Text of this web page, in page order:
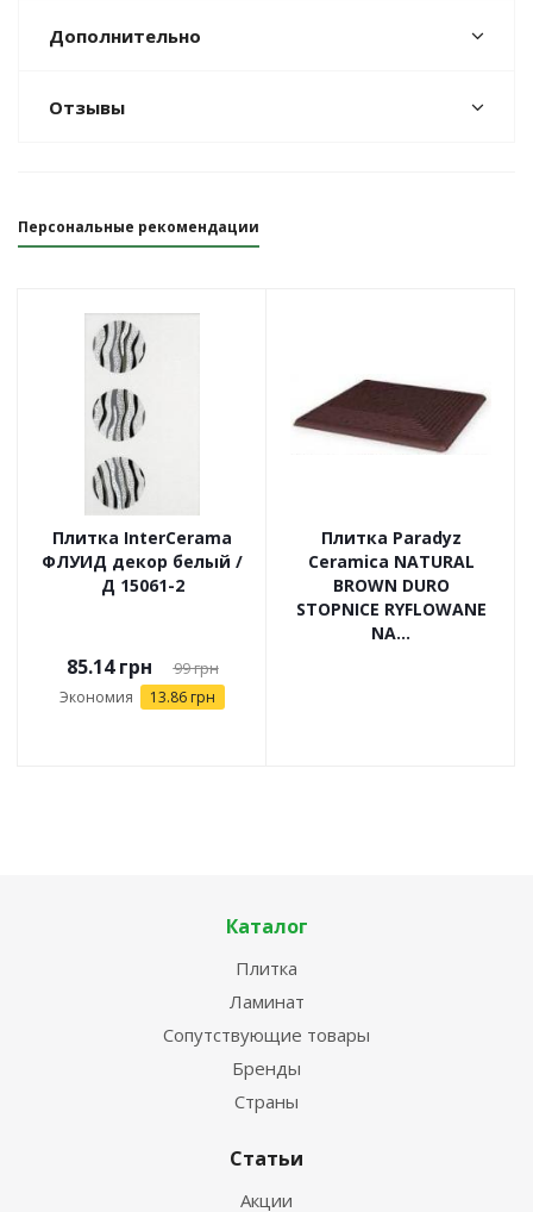
Дополнительно
Отзывы
Персональные рекомендации
Плитка InterCerama
ФЛУИД декор белый /
Д 15061-2
85.14грн 99грн
Экономия 13.86 грн
Плитка Paradyz
Ceramica NATURAL
BROWN DURO
STOPNICE RYFLOWANE
NA...
Каталог
Плитка
Ламинат
Сопутствующие товары
Бренды
Страны
Статьи
Акции